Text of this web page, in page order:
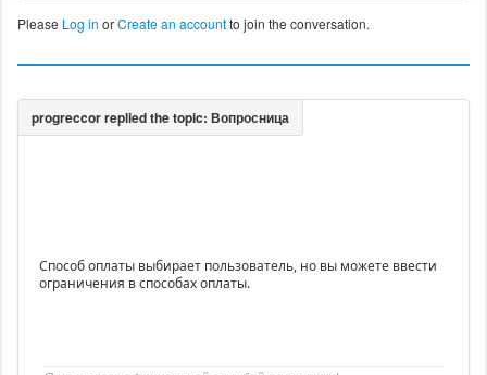
Please Log in orCreate an accountto join the conversation.
Способ оплаты выбирает пользователь, но вы можете ввести
ограничения в способах оплаты.